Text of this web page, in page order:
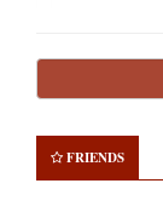
FRIENDS